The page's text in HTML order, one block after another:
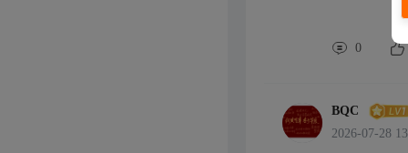
壳体的设计
没有授权限
想要流畅的
n360或Creo
0
BQC
2026-07-28